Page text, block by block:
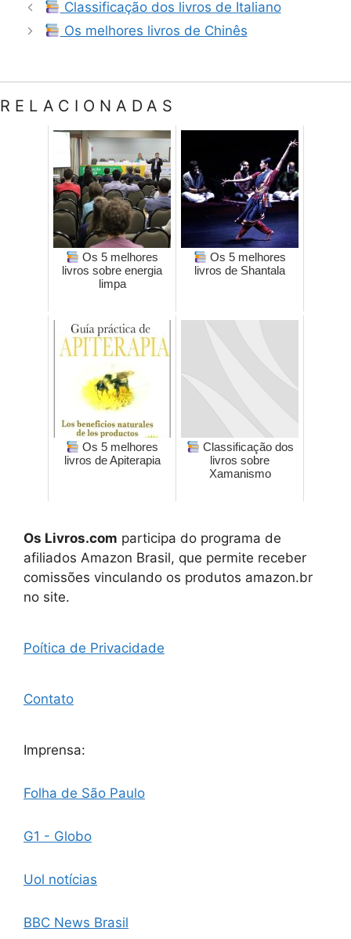
Classificação dos livros de Italiano
Os melhores livros de Chinês
RELACIONADAS
Os 5 melhores
livros sobre energia
limpa
Os 5 melhores
livros de Shantala
Os 5 melhores
livros de Apiterapia
Classificação dos
livros sobre
Xamanismo
Os Livros.com participa do programa de
afiliados Amazon Brasil, que permite receber
comissões vinculando os produtos amazon.br
no site.
Poítica de Privacidade
Contato
Imprensa:
Folha de São Paulo
G1 - Globo
Uol notícias
BBC News Brasil